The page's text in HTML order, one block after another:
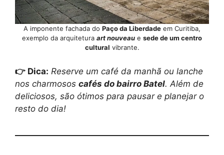
A imponente fachada do Paço da Liberdade em Curitiba,
exemplo da arquitetura art nouveau e sede de um centro
cultural vibrante.
👉 Dica: Reserve um café da manhã ou lanche
nos charmosos cafés do bairro Batel. Além de
deliciosos, são ótimos para pausar e planejar o
resto do dia!